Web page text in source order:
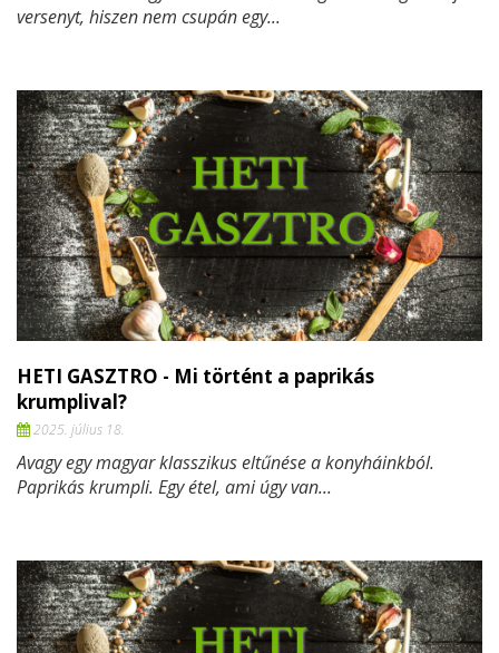
versenyt, hiszen nem csupán egy...
HETI GASZTRO - Mi történt a paprikás
krumplival?
2025. július 18.
Avagy egy magyar klasszikus eltűnése a konyháinkból.
Paprikás krumpli. Egy étel, ami úgy van...